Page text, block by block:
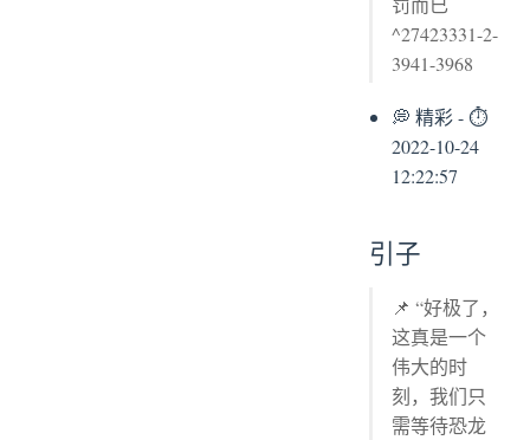
^27423331-2-
3941-3968
💭 精彩 - ⏱
2022-10-24
12:22:57
引子
📌 “好极了，
这真是一个
伟大的时
刻，我们只
需等待恐龙